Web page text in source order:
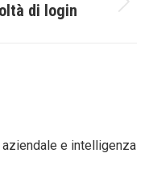
di login
e intelligenza